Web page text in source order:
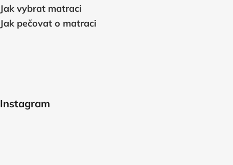
Jak vybrat matraci
Jak pečovat o matraci
Instagram